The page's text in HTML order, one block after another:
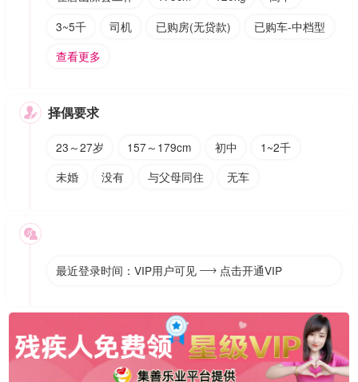
3~5千
司机 已购房(无贷款)
已购车-中档型
查看更多
 择偶要求
23～27岁 157～179cm 初中
1~2千
未婚
没有 与父母同住 无车

最近登录时间：VIP用户可见  点击开通VIP